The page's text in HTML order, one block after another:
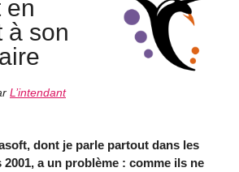
en
à son
L’intendant
dont je parle partout dans les
a un problème : comme ils ne